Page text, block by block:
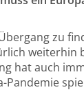
zu
weiterhin
hat auch
Pandemie